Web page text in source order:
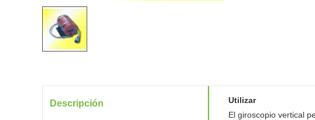
Descripción
Utilizar
El giroscopio vertical